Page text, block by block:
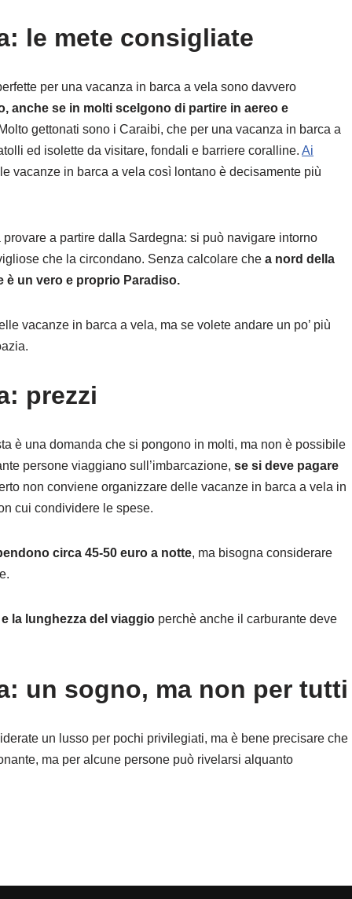
le mete consigliate
per una vacanza in barca a vela sono davvero
anche se in molti scelgono di partire in aereo e
gettonati sono i Caraibi, che per una vacanza in barca a
ed isolette da visitare, fondali e barriere coralline. Ai
vacanze in barca a vela così lontano è decisamente più
a partire dalla Sardegna: si può navigare intorno
che la circondano. Senza calcolare che a nord della
è un vero e proprio Paradiso.
vacanze in barca a vela, ma se volete andare un po’ più
prezzi
è una domanda che si pongono in molti, ma non è possibile
persone viaggiano sull’imbarcazione, se si deve pagare
non conviene organizzare delle vacanze in barca a vela in
cui condividere le spese.
circa 45-50 euro a notte, ma bisogna considerare
la lunghezza del viaggio perchè anche il carburante deve
un sogno, ma non per tutti
un lusso per pochi privilegiati, ma è bene precisare che
ma per alcune persone può rivelarsi alquanto